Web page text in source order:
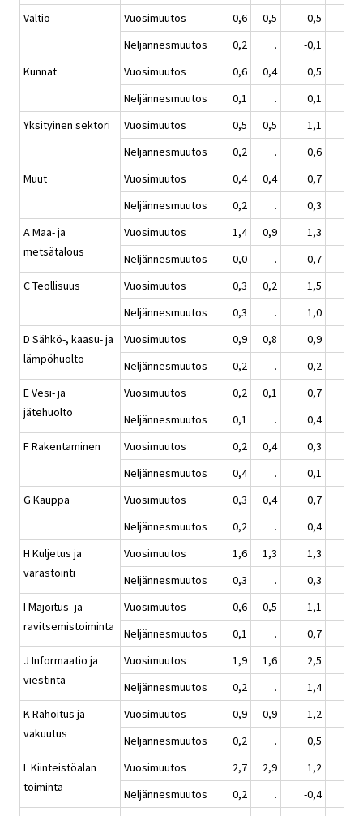
Valtio
Vuosimuutos 0,6 0,5 0,5
Neljännesmuutos
0,2 . -0,1
Kunnat
Vuosimuutos 0,6 0,4 0,5
Neljännesmuutos
0,1 . 0,1
Yksityinen sektori
Vuosimuutos 0,5 0,5 1,1
Neljännesmuutos
0,2 . 0,6
Muut
Vuosimuutos 0,4 0,4 0,7
Neljännesmuutos
0,2 . 0,3
A Maa- ja
metsätalous
Vuosimuutos 1,4 0,9 1,3
Neljännesmuutos
0,0 . 0,7
C Teollisuus
Vuosimuutos 0,3 0,2 1,5
Neljännesmuutos
0,3 . 1,0
D Sähkö-, kaasu- ja
lämpöhuolto
Vuosimuutos 0,9 0,8 0,9
Neljännesmuutos
0,2 . 0,2
E Vesi- ja
jätehuolto
Vuosimuutos 0,2 0,1 0,7
Neljännesmuutos
0,1 . 0,4
F Rakentaminen
Vuosimuutos 0,2 0,4 0,3
Neljännesmuutos
0,4 . 0,1
G Kauppa
Vuosimuutos 0,3 0,4 0,7
Neljännesmuutos
0,2 . 0,4
H Kuljetus ja
varastointi
Vuosimuutos 1,6 1,3 1,3
Neljännesmuutos
0,3 . 0,3
I Majoitus- ja
ravitsemistoiminta
Vuosimuutos 0,6 0,5 1,1
Neljännesmuutos
0,1 . 0,7
J Informaatio ja
viestintä
Vuosimuutos 1,9 1,6 2,5
Neljännesmuutos
0,2 . 1,4
K Rahoitus ja
vakuutus
Vuosimuutos 0,9 0,9 1,2
Neljännesmuutos
0,2 . 0,5
L Kiinteistöalan
toiminta
Vuosimuutos 2,7 2,9 1,2
Neljännesmuutos
0,2 . -0,4